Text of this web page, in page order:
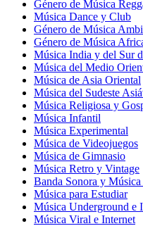
Género de Música
Música Dance y Club
Género de Música
Género de Música
Música India y del Sur
Música del Medio
Música de Asia Oriental
Música del Sudeste
Música Religiosa y
Música Infantil
Música Experimental
Música de Videojuegos
Música de Gimnasio
Música Retro y Vintage
Banda Sonora y
Música para Estudiar
Música Underground e
Música Viral e Internet